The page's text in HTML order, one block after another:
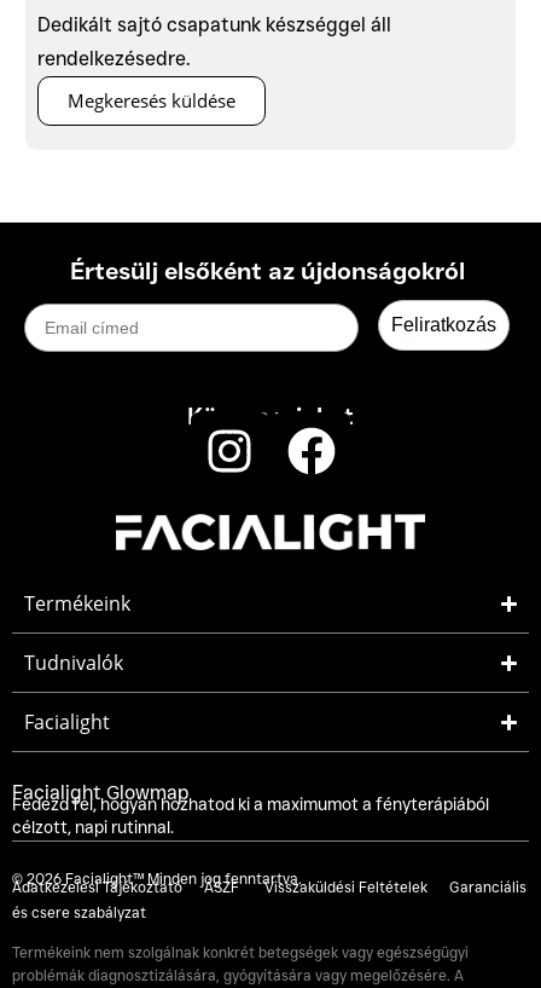
Dedikált sajtó csapatunk készséggel áll
rendelkezésedre.
Megkeresés küldése
Értesülj elsőként az újdonságokról
Email címed
Feliratkozás
Kövess minket
Termékeink
Tudnivalók
Facialight
Facialight Glowmap
Fedezd fel, hogyan hozhatod ki a maximumot a fényterápiából
célzott, napi rutinnal.
© 2026 Facialight™ Minden jog fenntartva.
Adatkezelési Tájékoztató ÁSZF Visszaküldési Feltételek
Garanciális
és csere szabályzat
Termékeink nem szolgálnak konkrét betegségek vagy egészségügyi
problémák diagnosztizálására, gyógyítására vagy megelőzésére. A